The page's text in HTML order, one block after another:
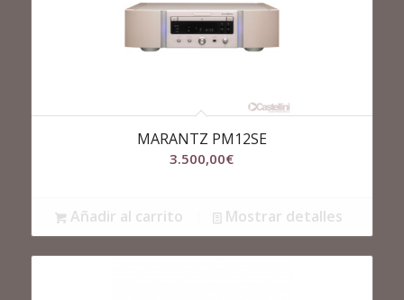
MARANTZ PM12SE
3.500,00€
Añadir al carrito Mostrar detalles